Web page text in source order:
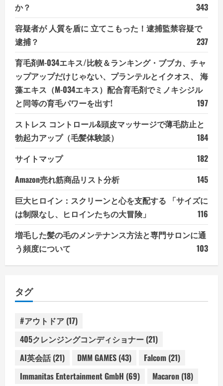
か？
343
容疑者が 人質を盾に 立てこもった！逮捕監禁容疑で
逮捕？
237
育毛剤M-034エキス/比較＆ランキング・ブブカ、チャ
ップアップだけじゃない、プランテルとイクオス、 海
藻エキス（M-034エキス）配合育毛剤でミノキシジル
と同等の育毛パワーを出す!
197
ストレス コントロール&頭皮マッサージで薄毛防止と
勃起力アップ（毛髪体験談）
184
サイトマップ
182
Amazon売れ筋商品リスト分析
145
巨大ヒロイン：スクリーンと心を支配する 「サイズに
は制限なし、ヒロインたちの大冒険」
116
増毛した髪の毛のメンテナンス方法と専門サロンに通
う頻度について
103
タグ
#アウトドア (17)
405クレンジングコンディショナー (21)
AI英会話(21) DMM GAMES (43) Falcom (21)
Immanitas Entertainment GmbH (69) Macaron (18)